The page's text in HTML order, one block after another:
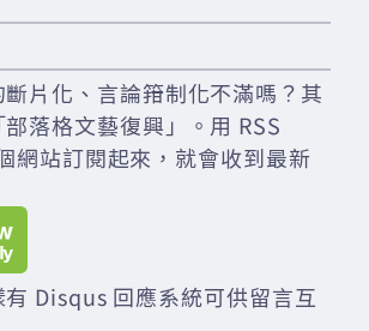
片化、言論箝制化不滿嗎？其
落格文藝復興」。用 RSS
網站訂閱起來，就會收到最新
Disqus 回應系統可供留言互